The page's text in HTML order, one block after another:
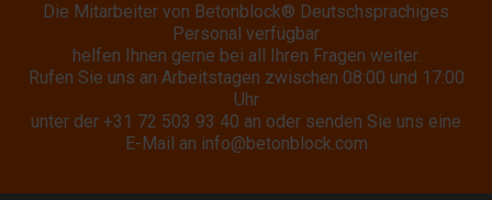
Die Mitarbeiter von Betonblock® Deutschsprachiges
Personal verfügbar
helfen Ihnen gerne bei all Ihren Fragen weiter.
Rufen Sie uns an Arbeitstagen zwischen 08:00 und 17:00
Uhr
unter der +31 72 503 93 40 an oder senden Sie uns eine
E-Mail an info@betonblock.com